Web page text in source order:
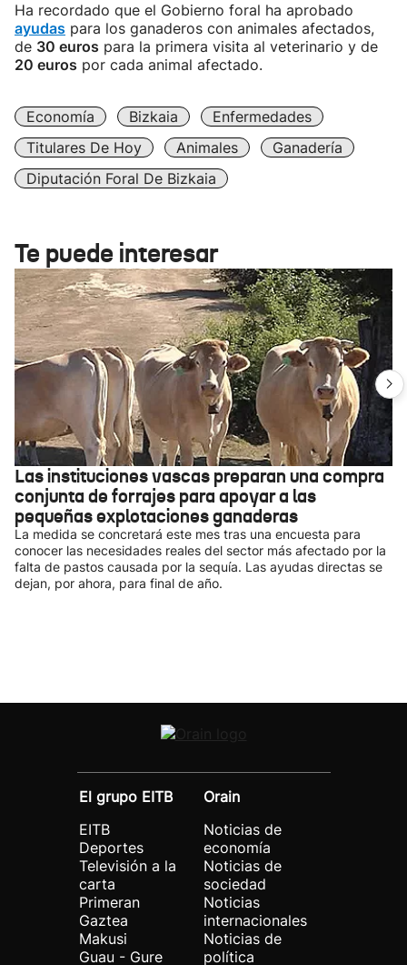
Ha recordado que el Gobierno foral ha aprobado
ayudas para los ganaderos con animales afectados,
de 30 euros para la primera visita al veterinario y de
20 euros por cada animal afectado.
Economía Bizkaia
Enfermedades
Titulares De Hoy
Animales
Ganadería
Diputación Foral De Bizkaia
Te puede interesar
Las instituciones vascas preparan una compra
conjunta de forrajes para apoyar a las
pequeñas explotaciones ganaderas
La medida se concretará este mes tras una encuesta para
conocer las necesidades reales del sector más afectado por la
falta de pastos causada por la sequía. Las ayudas directas se
dejan, por ahora, para final de año.
El grupo EITB
EITB
Deportes
Televisión a la
carta
Primeran
Gaztea
Makusi
Guau - Gure
Orain
Noticias de
economía
Noticias de
sociedad
Noticias
internacionales
Noticias de
política